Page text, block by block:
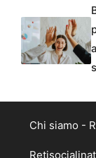
Chi siamo -